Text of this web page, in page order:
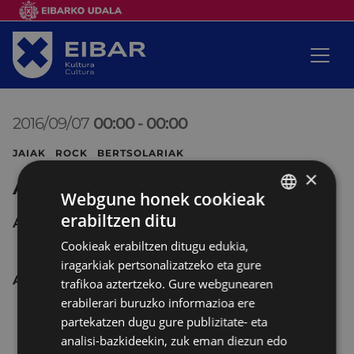
2016/09/07 00:00 - 00:00
JAIAK ROCK BERTSOLARIAK
Arrateko jaiak
ARRATE
Arrate egunaren bezpera
18:00.-MezaArrateko Santutegian, eta
ondoren,
Salbea . Jarraian,
txupinazoa eta
×
Webgune honek cookieak
erabiltzen ditu
Cookieak erabiltzen ditugu edukia,
iragarkiak pertsonalizatzeko eta gure
trafikoa aztertzeko. Gure webgunearen
erabilerari buruzko informazioa ere
partekatzen dugu gure publizitate- eta
analisi-bazkideekin, zuk eman diezun edo